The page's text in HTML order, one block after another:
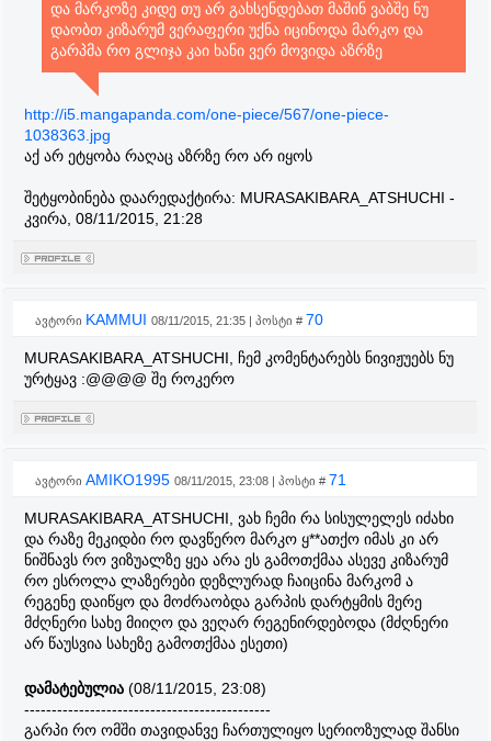
და მარკოზე კიდე თუ არ გახსენდებათ მაშინ ვაბშე ნუ
დაობთ კიზარუმ ვერაფერი უქნა იცინოდა მარკო და
გარპმა რო გლიჯა კაი ხანი ვერ მოვიდა აზრზე
http://i5.mangapanda.com/one-piece/567/one-piece-
1038363.jpg
აქ არ ეტყობა რაღაც აზრზე რო არ იყოს
შეტყობინება დაარედაქტირა: MURASAKIBARA_ATSHUCHI -
კვირა, 08/11/2015, 21:28
ავტორი KAMMUI 08/11/2015, 21:35 | პოსტი # 70
MURASAKIBARA_ATSHUCHI, ჩემ კომენტარებს ნივიჟუებს ნუ
ურტყავ :@@@@ შე როკერო
ავტორი AMIKO1995 08/11/2015, 23:08 | პოსტი # 71
MURASAKIBARA_ATSHUCHI, ვახ ჩემი რა სისულელეს იძახი
და რაზე მეკიდბი რო დავწერო მარკო ყ**ათქო იმას კი არ
ნიშნავს რო ვიზუალზე ყეა არა ეს გამოთქმაა ასევე კიზარუმ
რო ესროლა ლაზერები დეზლურად ჩაიცინა მარკომ ა
რეგენე დაიწყო და მოძრაობდა გარპის დარტყმის მერე
მძღნერი სახე მიიღო და ვეღარ რეგენირდებოდა (მძღნერი
არ წაუსვია სახეზე გამოთქმაა ესეთი)
დამატებულია (08/11/2015, 23:08)
---------------------------------------------
გარპი რო ომში თავიდანვე ჩართულიყო სერიოზულად შანსი